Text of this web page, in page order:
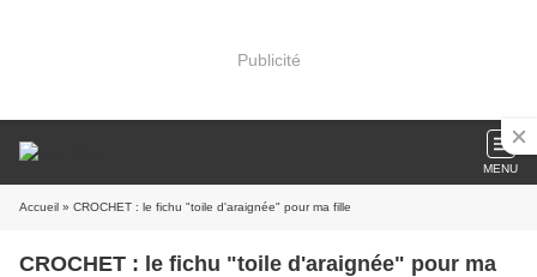
Publicité
MENU
Accueil » CROCHET : le fichu "toile d'araignée" pour ma fille
CROCHET : le fichu "toile d'araignée" pour ma